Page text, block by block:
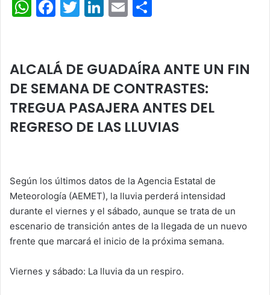
W
s
A
p
p
F
e
b
o
o
T
er
Li
e
dI
n
E
l
p
ar
tir
ALCALÁ DE GUADAÍRA ANTE UN FIN
DE SEMANA DE CONTRASTES:
TREGUA PASAJERA ANTES DEL
REGRESO DE LAS LLUVIAS
Según los últimos datos de la Agencia Estatal de
Meteorología (AEMET), la lluvia perderá intensidad
durante el viernes y el sábado, aunque se trata de un
escenario de transición antes de la llegada de un nuevo
frente que marcará el inicio de la próxima semana.
Viernes y sábado: La lluvia da un respiro.